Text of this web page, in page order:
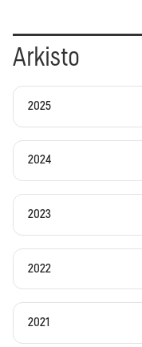
Arkisto
2025
2024
2023
2022
2021